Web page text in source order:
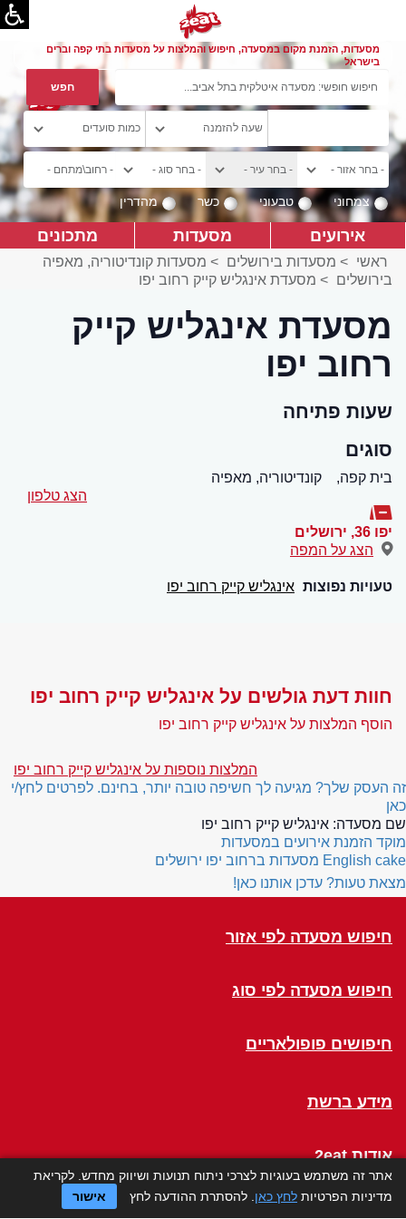
מסעדות, הזמנת מקום במסעדה, חיפוש והמלצות על מסעדות בתי קפה וברים
בישראל
צמחוני טבעוני כשר מהדרין
אירועים מסעדות מתכונים
ראשי > מסעדות בירושלים > מסעדות קונדיטוריה, מאפיה
בירושלים > מסעדת אינגליש קייק רחוב יפו
מסעדת אינגליש קייק
רחוב יפו
שעות פתיחה
סוגים
בית קפה,
קונדיטוריה, מאפיה
הצג טלפון
יפו 36 , ירושלים
הצג על המפה
טעויות נפוצות אינגליש קייק רחוב יפו
חוות דעת גולשים על אינגליש קייק רחוב יפו
הוסף המלצות על אינגליש קייק רחוב יפו
המלצות נוספות על אינגליש קייק רחוב יפו
זה העסק שלך? מגיעה לך חשיפה טובה יותר, בחינם. לפרטים לחץ/י
כאן
שם מסעדה: אינגליש קייק רחוב יפו
מוקד הזמנת אירועים במסעדות
English cake מסעדות ברחוב יפו ירושלים
מצאת טעות? עדכן אותנו כאן!
חיפוש מסעדה לפי אזור
חיפוש מסעדה לפי סוג
חיפושים פופולאריים
מידע ברשת
אודות 2eat
Click a Table
אתר זה משתמש בעוגיות לצרכי ניתוח תנועות ושיווק מחדש. לקריאת
מדיניות הפרטיות לחץ כאן . להסתרת ההודעה לחץ אישור